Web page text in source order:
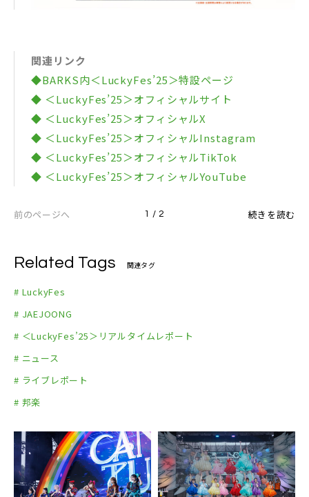
関連リンク
◆BARKS内＜LuckyFes’25＞特設ページ
◆ ＜LuckyFes’25＞オフィシャルサイト
◆ ＜LuckyFes’25＞オフィシャルX
◆ ＜LuckyFes’25＞オフィシャルInstagram
◆ ＜LuckyFes’25＞オフィシャルTikTok
◆ ＜LuckyFes’25＞オフィシャルYouTube
前のページへ 1 / 2 続きを読む
Related Tags 関連タグ
# LuckyFes
# JAEJOONG
# ＜LuckyFes’25＞リアルタイムレポート
# ニュース
# ライブレポート
# 邦楽